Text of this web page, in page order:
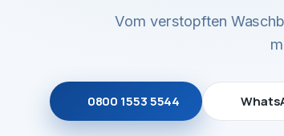
Vom verstopften
0800 1553 5544